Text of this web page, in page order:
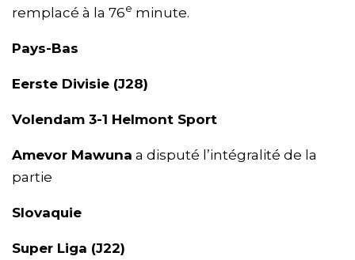
remplacé à la 76e minute.
Pays-Bas
Eerste Divisie (J28)
Volendam 3-1 Helmont Sport
Amevor Mawuna a disputé l’intégralité de la
partie
Slovaquie
Super Liga (J22)